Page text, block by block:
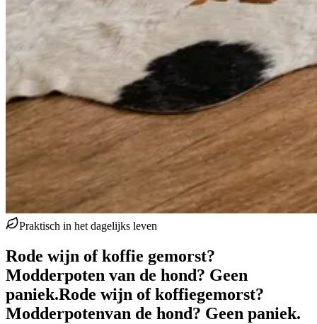
Praktisch in het dagelijks leven
Rode wijn of koffie gemorst?
Modderpoten van de hond? Geen
paniek.Rode wijn of koffiegemorst?
Modderpotenvan de hond? Geen paniek.